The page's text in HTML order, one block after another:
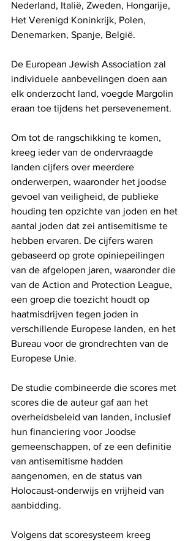
Nederland, Italië, Zweden, Hongarije,
Het Verenigd Koninkrijk, Polen,
Denemarken, Spanje, België.
De European Jewish Association zal
individuele aanbevelingen doen aan
elk onderzocht land, voegde Margolin
eraan toe tijdens het persevenement.
Om tot de rangschikking te komen,
kreeg ieder van de ondervraagde
landen cijfers over meerdere
onderwerpen, waaronder het joodse
gevoel van veiligheid, de publieke
houding ten opzichte van joden en het
aantal joden dat zei antisemitisme te
hebben ervaren. De cijfers waren
gebaseerd op grote opiniepeilingen
van de afgelopen jaren, waaronder die
van de Action and Protection League,
een groep die toezicht houdt op
haatmisdrijven tegen joden in
verschillende Europese landen, en het
Bureau voor de grondrechten van de
Europese Unie.
De studie combineerde die scores met
scores die de auteur gaf aan het
overheidsbeleid van landen, inclusief
hun financiering voor Joodse
gemeenschappen, of ze een definitie
van antisemitisme hadden
aangenomen, en de status van
Holocaust-onderwijs en vrijheid van
aanbidding.
Volgens dat scoresysteem kreeg